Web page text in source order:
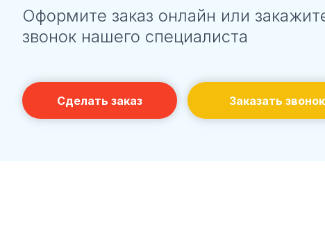
Оформите заказ онлайн или
звонок нашего специалиста
Сделать заказ Заказать звонок